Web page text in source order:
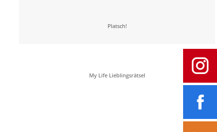
Platsch!
My Life Lieblingsrätsel